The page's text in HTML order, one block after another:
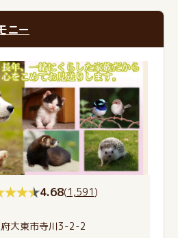
ニー
4.68(1,591)
大東市寺川3-2-2